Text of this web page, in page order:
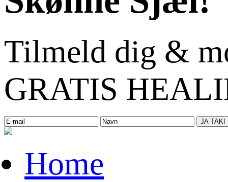
Tilmeld dig &
GRATIS
Home